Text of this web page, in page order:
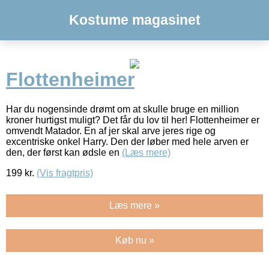
Kostume magasinet
Flottenheimer
Har du nogensinde drømt om at skulle bruge en million
kroner hurtigst muligt? Det får du lov til her! Flottenheimer er
omvendt Matador. En af jer skal arve jeres rige og
excentriske onkel Harry. Den der løber med hele arven er
den, der først kan ødsle en (Læs mere)
199 kr. (Vis fragtpris)
Læs mere »
Køb nu »